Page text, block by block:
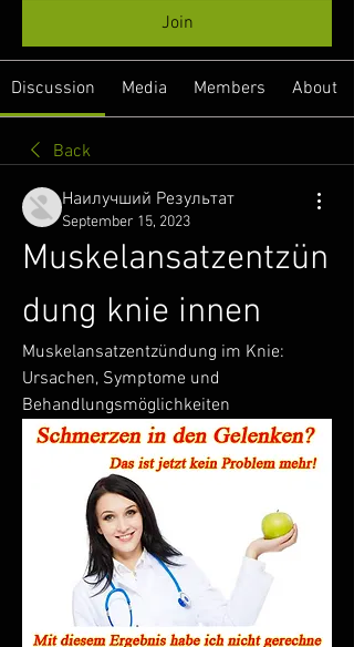
Join
Discussion Media Members About
Back
Наилучший Результат
September 15, 2023
Muskelansatzentzün
dung knie innen
Muskelansatzentzündung im Knie:
Ursachen, Symptome und
Behandlungsmöglichkeiten